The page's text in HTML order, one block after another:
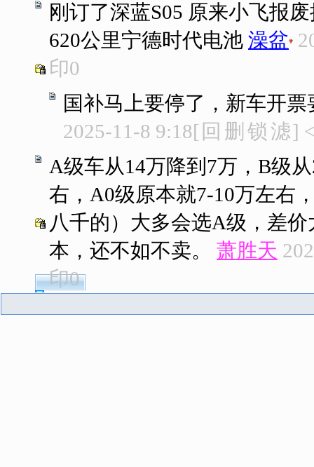
刚订了深蓝S05 原来小飞报
620公里宁德时代电池 澡盆
印0
国补马上要停了，新车开
2025-11-8 9:18[ 回 删 锁 滤]
A级车从14万降到7万，B级
右，A0级原本就7-10万左右
八千的）大多会选A级，差
本，还不如不卖。
萧胜天
印0